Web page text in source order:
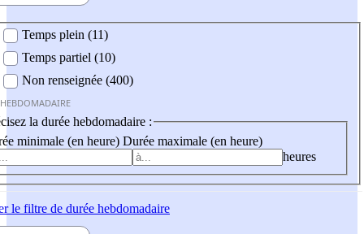
Temps plein (11)
Temps partiel (10)
Non renseignée (400)
la durée hebdomadaire :
minimale (en heure) Durée maximale (en heure)
heures
le filtre de durée hebdomadaire